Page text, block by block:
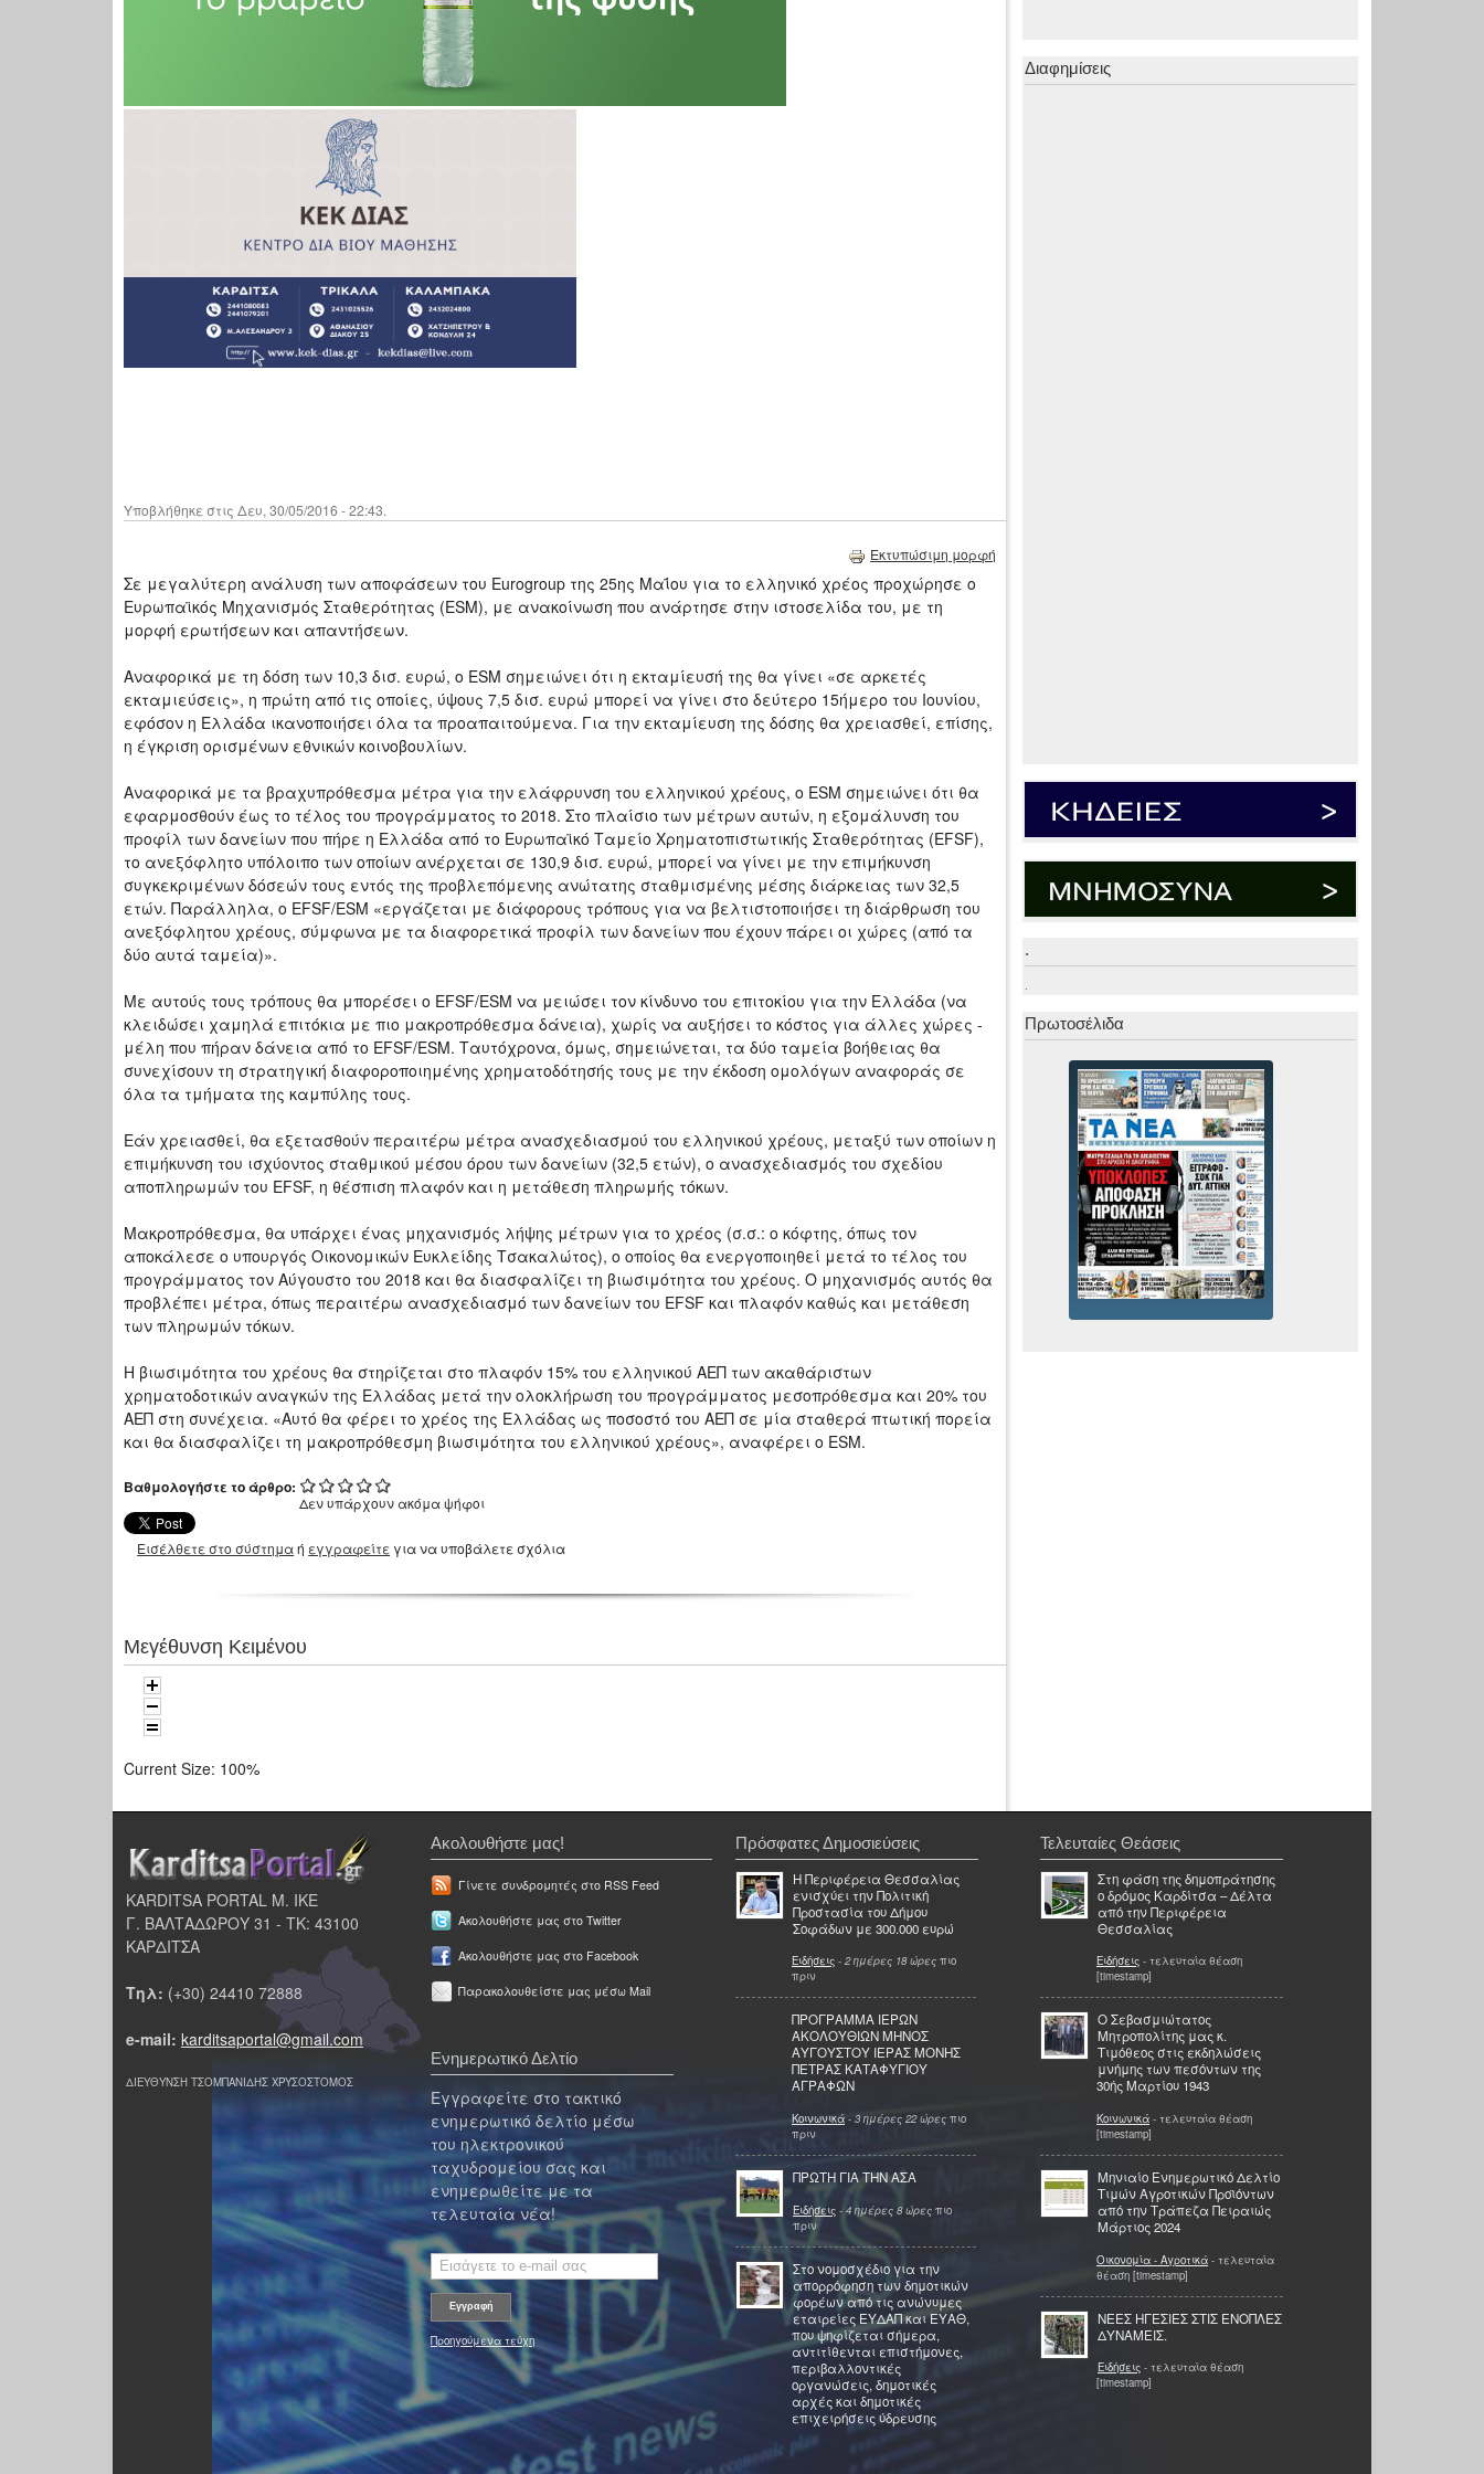
Υποβλήθηκε στις Δευ, 30/05/2016 - 22:43.
Εκτυπώσιμη μορφή
Σε μεγαλύτερη ανάλυση των αποφάσεων του Eurogroup της 25ης Μαΐου για το ελληνικό χρέος προχώρησε ο
Ευρωπαϊκός Μηχανισμός Σταθερότητας (ESM), με ανακοίνωση που ανάρτησε στην ιστοσελίδα του, με τη
μορφή ερωτήσεων και απαντήσεων.
Αναφορικά με τη δόση των 10,3 δισ. ευρώ, ο ESM σημειώνει ότι η εκταμίευσή της θα γίνει «σε αρκετές
εκταμιεύσεις», η πρώτη από τις οποίες, ύψους 7,5 δισ. ευρώ μπορεί να γίνει στο δεύτερο 15ήμερο του Ιουνίου,
εφόσον η Ελλάδα ικανοποιήσει όλα τα προαπαιτούμενα. Για την εκταμίευση της δόσης θα χρειασθεί, επίσης,
η έγκριση ορισμένων εθνικών κοινοβουλίων.
Αναφορικά με τα βραχυπρόθεσμα μέτρα για την ελάφρυνση του ελληνικού χρέους, ο ESM σημειώνει ότι θα
εφαρμοσθούν έως το τέλος του προγράμματος το 2018. Στο πλαίσιο των μέτρων αυτών, η εξομάλυνση του
προφίλ των δανείων που πήρε η Ελλάδα από το Ευρωπαϊκό Ταμείο Χρηματοπιστωτικής Σταθερότητας (EFSF),
το ανεξόφλητο υπόλοιπο των οποίων ανέρχεται σε 130,9 δισ. ευρώ, μπορεί να γίνει με την επιμήκυνση
συγκεκριμένων δόσεών τους εντός της προβλεπόμενης ανώτατης σταθμισμένης μέσης διάρκειας των 32,5
ετών. Παράλληλα, ο EFSF/ESM «εργάζεται με διάφορους τρόπους για να βελτιστοποιήσει τη διάρθρωση του
ανεξόφλητου χρέους, σύμφωνα με τα διαφορετικά προφίλ των δανείων που έχουν πάρει οι χώρες (από τα
δύο αυτά ταμεία)».
Με αυτούς τους τρόπους θα μπορέσει ο EFSF/ESM να μειώσει τον κίνδυνο του επιτοκίου για την Ελλάδα (να
κλειδώσει χαμηλά επιτόκια με πιο μακροπρόθεσμα δάνεια), χωρίς να αυξήσει το κόστος για άλλες χώρες -
μέλη που πήραν δάνεια από το EFSF/ESM. Ταυτόχρονα, όμως, σημειώνεται, τα δύο ταμεία βοήθειας θα
συνεχίσουν τη στρατηγική διαφοροποιημένης χρηματοδότησής τους με την έκδοση ομολόγων αναφοράς σε
όλα τα τμήματα της καμπύλης τους.
Εάν χρειασθεί, θα εξετασθούν περαιτέρω μέτρα ανασχεδιασμού του ελληνικού χρέους, μεταξύ των οποίων η
επιμήκυνση του ισχύοντος σταθμικού μέσου όρου των δανείων (32,5 ετών), ο ανασχεδιασμός του σχεδίου
αποπληρωμών του EFSF, η θέσπιση πλαφόν και η μετάθεση πληρωμής τόκων.
Μακροπρόθεσμα, θα υπάρχει ένας μηχανισμός λήψης μέτρων για το χρέος (σ.σ.: ο κόφτης, όπως τον
αποκάλεσε ο υπουργός Οικονομικών Ευκλείδης Τσακαλώτος), ο οποίος θα ενεργοποιηθεί μετά το τέλος του
προγράμματος τον Αύγουστο του 2018 και θα διασφαλίζει τη βιωσιμότητα του χρέους. Ο μηχανισμός αυτός θα
προβλέπει μέτρα, όπως περαιτέρω ανασχεδιασμό των δανείων του EFSF και πλαφόν καθώς και μετάθεση
των πληρωμών τόκων.
Η βιωσιμότητα του χρέους θα στηρίζεται στο πλαφόν 15% του ελληνικού ΑΕΠ των ακαθάριστων
χρηματοδοτικών αναγκών της Ελλάδας μετά την ολοκλήρωση του προγράμματος μεσοπρόθεσμα και 20% του
ΑΕΠ στη συνέχεια. «Αυτό θα φέρει το χρέος της Ελλάδας ως ποσοστό του ΑΕΠ σε μία σταθερά πτωτική πορεία
και θα διασφαλίζει τη μακροπρόθεσμη βιωσιμότητα του ελληνικού χρέους», αναφέρει ο ESM.
Βαθμολογήστε το άρθρο:
Δεν υπάρχουν ακόμα ψήφοι
Εισέλθετε στο σύστημαή εγγραφείτε για να υποβάλετε σχόλια
Μεγέθυνση Κειμένου
Current Size: 100%
Διαφημίσεις
.
.
Πρωτοσέλιδα
KARDITSA PORTAL Μ. ΙΚΕ
Γ. ΒΑΛΤΑΔΩΡΟΥ 31 - ΤΚ: 43100
ΚΑΡΔΙΤΣΑ
Τηλ: (+30) 24410 72888
e-mail: karditsaportal@gmail.com
ΔΙΕΥΘΥΝΣΗ ΤΣΟΜΠΑΝΙΔΗΣ ΧΡΥΣΟΣΤΟΜΟΣ
Ακολουθήστε μας!
Γίνετε συνδρομητές στο RSS Feed
Ακολουθήστε μας στο Twitter
Ακολουθήστε μας στο Facebook
Παρακολουθείστε μας μέσω Mail
Ενημερωτικό Δελτίο
Εγγραφείτε στο τακτικό
ενημερωτικό δελτίο μέσω
του ηλεκτρονικού
ταχυδρομείου σας και
ενημερωθείτε με τα
τελευταία νέα!
Προηγούμενα τεύχη
Πρόσφατες Δημοσιεύσεις
Η Περιφέρεια Θεσσαλίας
ενισχύει την Πολιτική
Προστασία του Δήμου
Σοφάδων με 300.000 ευρώ
Ειδήσεις - 2 ημέρες 18 ώρες πιο
πριν
ΠΡΟΓΡΑΜΜΑ ΙΕΡΩΝ
ΑΚΟΛΟΥΘΙΩΝ ΜΗΝΟΣ
ΑΥΓΟΥΣΤΟΥ ΙΕΡΑΣ ΜΟΝΗΣ
ΠΕΤΡΑΣ ΚΑΤΑΦΥΓΙΟΥ
ΑΓΡΑΦΩΝ
Κοινωνικά - 3 ημέρες 22 ώρες πιο
πριν
ΠΡΩΤΗ ΓΙΑ ΤΗΝ ΑΣΑ
Ειδήσεις - 4 ημέρες 8 ώρες πιο
πριν
Στο νομοσχέδιο για την
απορρόφηση των δημοτικών
φορέων από τις ανώνυμες
εταιρείες ΕΥΔΑΠ και ΕΥΑΘ,
που ψηφίζεται σήμερα,
αντιτίθενται επιστήμονες,
περιβαλλοντικές
οργανώσεις, δημοτικές
αρχές και δημοτικές
επιχειρήσεις ύδρευσης
Τελευταίες Θεάσεις
Στη φάση της δημοπράτησης
ο δρόμος Καρδίτσα – Δέλτα
από την Περιφέρεια
Θεσσαλίας
Ειδήσεις - τελευταία θέαση
[timestamp]
Ο Σεβασμιώτατος
Μητροπολίτης μας κ.
Τιμόθεος στις εκδηλώσεις
μνήμης των πεσόντων της
30ής Μαρτίου 1943
Κοινωνικά - τελευταία θέαση
[timestamp]
Μηνιαίο Ενημερωτικό Δελτίο
Τιμών Αγροτικών Προϊόντων
από την Τράπεζα Πειραιώς
Μάρτιος 2024
Οικονομία - Αγροτικά - τελευταία
θέαση [timestamp]
ΝΕΕΣ ΗΓΕΣΙΕΣ ΣΤΙΣ ΕΝΟΠΛΕΣ
ΔΥΝΑΜΕΙΣ.
Ειδήσεις - τελευταία θέαση
[timestamp]